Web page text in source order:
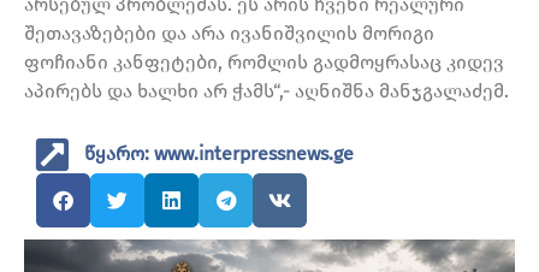
არსებულ პრობლემას. ეს არის ჩვენი რეალური
შეთავაზებები და არა ივანიშვილის მორიგი
ფოჩიანი კანფეტები, რომლის გადმოყრასაც კიდევ
აპირებს და ხალხი არ ჭამს“,- აღნიშნა მანჯგალაძემ.
წყარო: www.interpressnews.ge